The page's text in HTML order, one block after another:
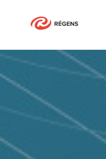
Transkribieren